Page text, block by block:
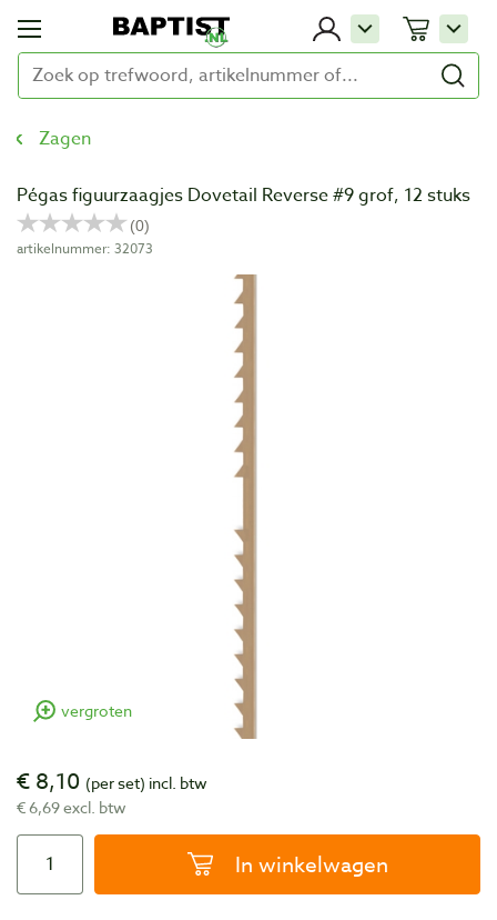
Zagen
Pégas figuurzaagjes Dovetail Reverse #9 grof, 12 stuks
artikelnummer: 32073
vergroten
€ 8,10 (per set) incl. btw
€ 6,69 excl. btw
In winkelwagen